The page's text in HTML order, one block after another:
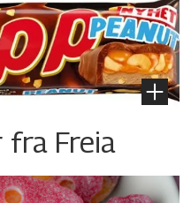
Freia